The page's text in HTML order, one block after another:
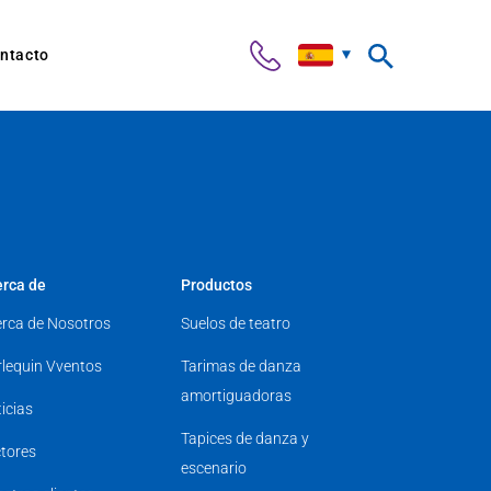
de
de Nosotros
Vventos
Productos
Suelos de teatro
Tarimas de danza
amortiguadoras
Tapices de danza y
escenario